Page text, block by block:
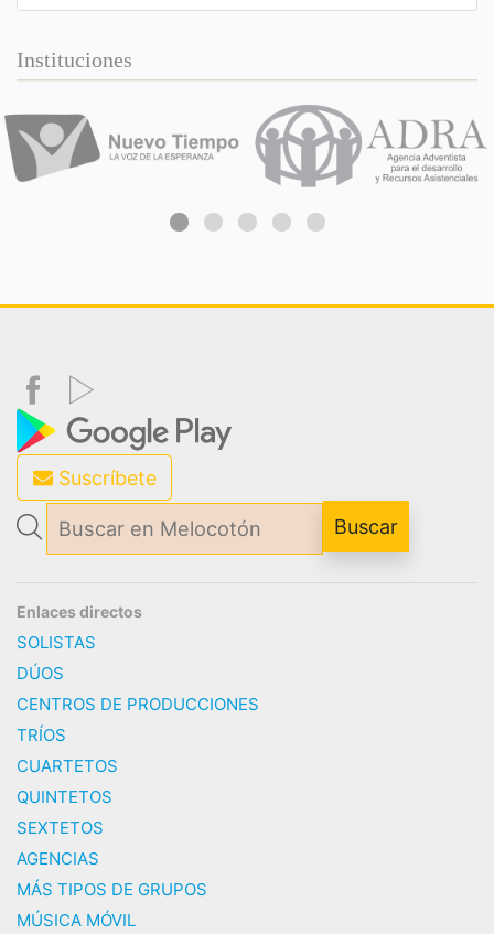
Instituciones
Suscríbete
Enlaces directos
SOLISTAS
DÚOS
CENTROS DE PRODUCCIONES
TRÍOS
CUARTETOS
QUINTETOS
SEXTETOS
AGENCIAS
MÁS TIPOS DE GRUPOS
MÚSICA MÓVIL